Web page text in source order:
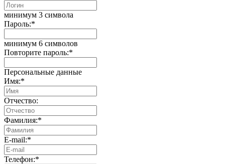
минимум 3 символа
Пароль:*
минимум 6 символов
Повторите пароль:*
Персональные данные
Имя:*
Отчество:
Фамилия:*
E-mail:*
Телефон:*